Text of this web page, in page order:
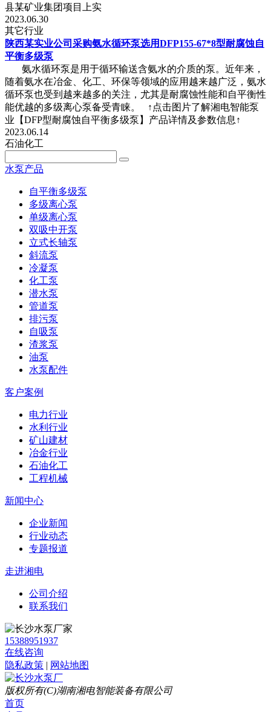
县某矿业集团项目上实
2023.06.30
其它行业
陕西某实业公司采购氨水循环泵选用DFP155-67*8型耐腐蚀自
平衡多级泵
氨水循环泵是用于循环输送含氨水的介质的泵。近年来，
随着氨水在冶金、化工、环保等领域的应用越来越广泛，氨水
循环泵也受到越来越多的关注，尤其是耐腐蚀性能和自平衡性
能优越的多级离心泵备受青睐。 ↑点击图片了解湘电智能泵
业【DFP型耐腐蚀自平衡多级泵】产品详情及参数信息↑
2023.06.14
石油化工
水泵产品
自平衡多级泵
多级离心泵
单级离心泵
双吸中开泵
立式长轴泵
斜流泵
冷凝泵
化工泵
潜水泵
管道泵
排污泵
自吸泵
渣浆泵
油泵
水泵配件
客户案例
电力行业
水利行业
矿山建材
冶金行业
石油化工
工程机械
新闻中心
企业新闻
行业动态
专题报道
走进湘电
公司介绍
联系我们
15388951937
在线咨询
隐私政策 | 网站地图
版权所有(C)湖南湘电智能装备有限公司
首页